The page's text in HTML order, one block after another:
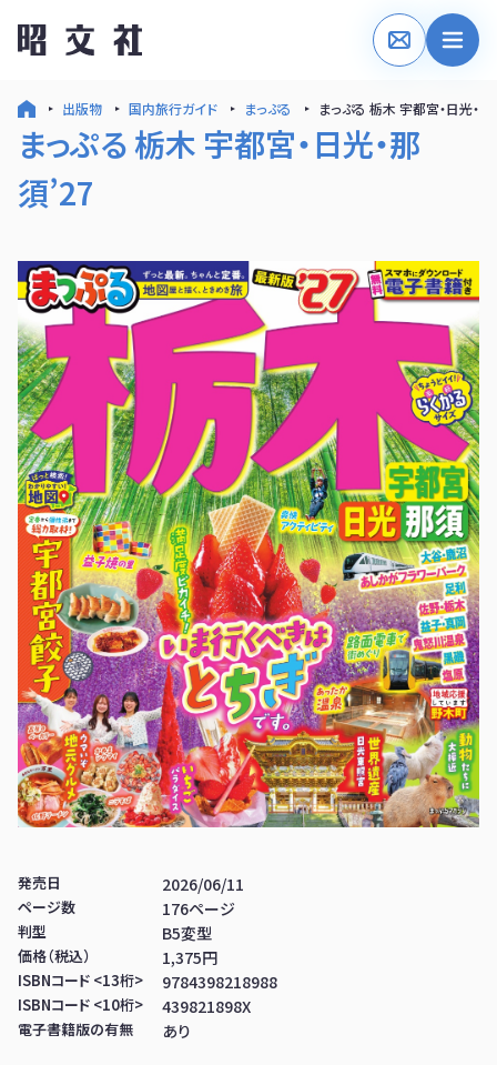
まっぷる 栃木 宇都宮・日光・那
須’27
出版物 国内旅行ガイド まっぷる まっぷる 栃木 宇都宮・日光・
発売日 2026/06/11
ページ数 176ページ
判型 B5変型
価格（税込） 1,375円
ISBNコード <13桁> 9784398218988
ISBNコード <10桁> 439821898X
電子書籍版の有無 あり